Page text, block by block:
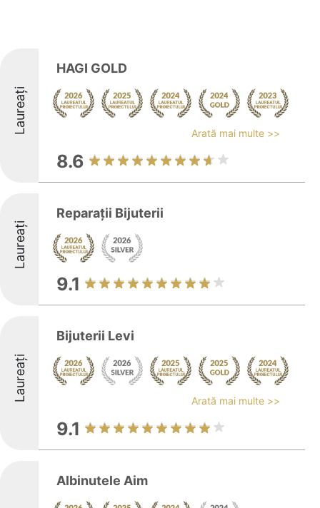
Laureați
HAGI GOLD
Arată mai multe >>
8.6
Laureați
Reparații Bijuterii
9.1
Laureați
Bijuterii Levi
Arată mai multe >>
9.1
Albinutele Aim